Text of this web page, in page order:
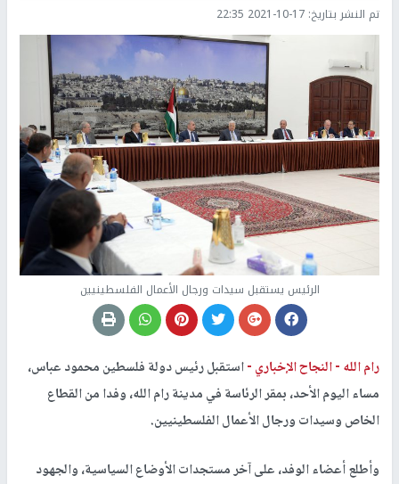
تم النشر بتاريخ: 2021-10-17 22:35
الرئيس يستقبل سيدات ورجال الأعمال الفلسطينيين
رام الله -النجاح الإخباري -استقبل رئيس دولة فلسطين محمود عباس،
مساء اليوم الأحد، بمقر الرئاسة في مدينة رام الله، وفدا من القطاع
الخاص وسيدات ورجال الأعمال الفلسطينيين.
وأطلع أعضاء الوفد، على آخر مستجدات الأوضاع السياسية، والجهود